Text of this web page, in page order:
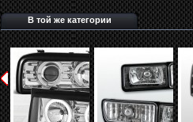
В той же категории